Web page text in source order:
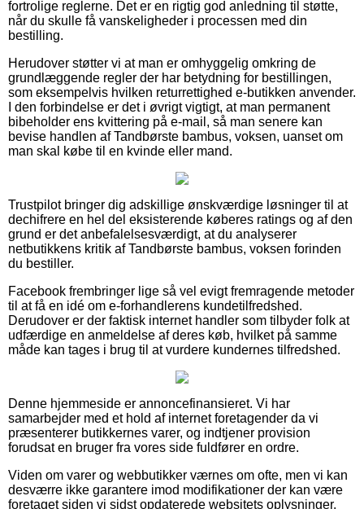
fortrolige reglerne. Det er en rigtig god anledning til støtte,
når du skulle få vanskeligheder i processen med din
bestilling.
Herudover støtter vi at man er omhyggelig omkring de
grundlæggende regler der har betydning for bestillingen,
som eksempelvis hvilken returrettighed e-butikken anvender.
I den forbindelse er det i øvrigt vigtigt, at man permanent
bibeholder ens kvittering på e-mail, så man senere kan
bevise handlen af Tandbørste bambus, voksen, uanset om
man skal købe til en kvinde eller mand.
Trustpilot bringer dig adskillige ønskværdige løsninger til at
dechifrere en hel del eksisterende køberes ratings og af den
grund er det anbefalelsesværdigt, at du analyserer
netbutikkens kritik af Tandbørste bambus, voksen forinden
du bestiller.
Facebook frembringer lige så vel evigt fremragende metoder
til at få en idé om e-forhandlerens kundetilfredshed.
Derudover er der faktisk internet handler som tilbyder folk at
udfærdige en anmeldelse af deres køb, hvilket på samme
måde kan tages i brug til at vurdere kundernes tilfredshed.
Denne hjemmeside er annoncefinansieret. Vi har
samarbejder med et hold af internet foretagender da vi
præsenterer butikkernes varer, og indtjener provision
forudsat en bruger fra vores side fuldfører en ordre.
Viden om varer og webbutikker værnes om ofte, men vi kan
desværre ikke garantere imod modifikationer der kan være
foretaget siden vi sidst opdaterede websitets oplysninger.